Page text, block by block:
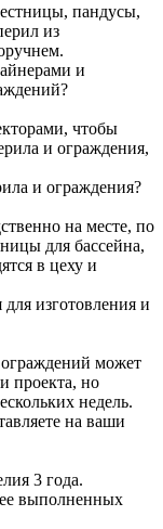
пандусы,
из
и
чтобы
и ограждения,
и ограждения?
на месте, по
для бассейна,
в цеху и
изготовления и
может
проекта, но
недель.
на ваши
3 года.
выполненных